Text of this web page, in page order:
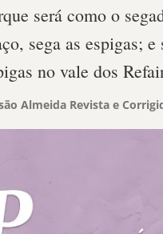
será como o
sega as espigas;
no vale dos
Almeida Revista e